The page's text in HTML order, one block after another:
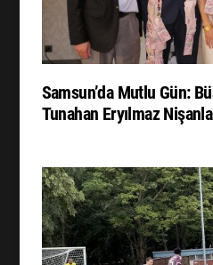
Samsun’da Mutlu Gün:
Tunahan Eryılmaz